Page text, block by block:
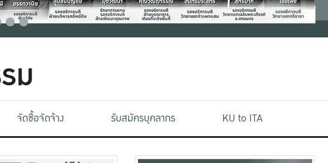
ม
จัดซื้อจัดจ้าง รับสมัครบุคลากร KU to ITA